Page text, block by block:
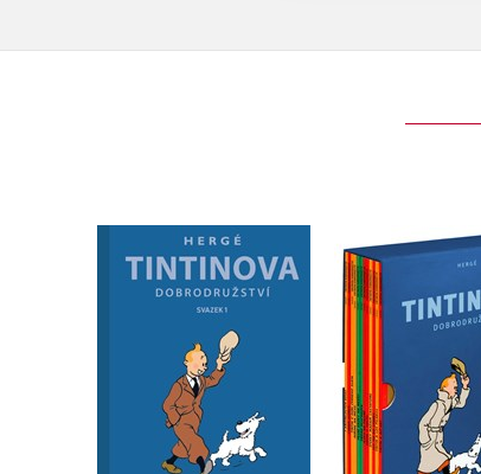
Tintinova
dobrodružství 1 -
omnibus 1-3
Hergé
kompletní
Hergé